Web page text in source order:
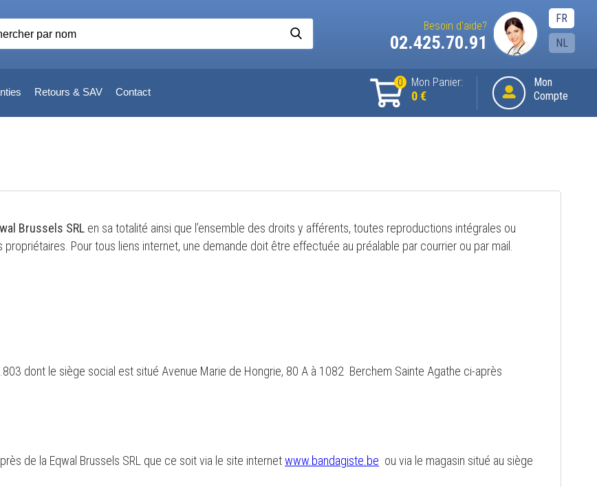
FR
NL
Besoin d'aide?
02.425.70.91
Mon
Compte
0 Mon Panier:
0 €
Retours & SAV Contact
Brussels SRL en sa totalité ainsi que l’ensemble des droits y afférents, toutes reproductions intégrales ou
Pour tous liens internet, une demande doit être effectuée au préalable par courrier ou par mail.
dont le siège social est situé Avenue Marie de Hongrie, 80 A à 1082 Berchem Sainte Agathe ci-après
de la Eqwal Brussels SRL que ce soit via le site internetwww.bandagiste.be ou via le magasin situé au siège